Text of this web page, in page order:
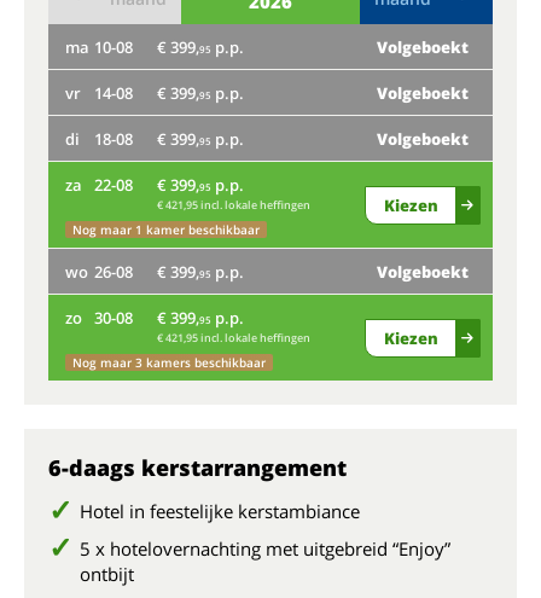
ma 10-08 € 399,95 p.p. Volgeboekt
vr 14-08 € 399,95 p.p. Volgeboekt
di 18-08 € 399,95 p.p. Volgeboekt
za 22-08 € 399,95 p.p.
€ 421,95 incl. lokale heffingen
Nog maar 1 kamer beschikbaar
Kiezen
wo 26-08 € 399,95 p.p. Volgeboekt
zo 30-08 € 399,95 p.p.
€ 421,95 incl. lokale heffingen
Nog maar 3 kamers beschikbaar
Kiezen
6-daags kerstarrangement
Hotel in feestelijke kerstambiance
5 x hotelovernachting met uitgebreid “Enjoy”
ontbijt